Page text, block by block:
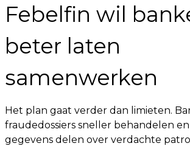
Febelfin wil
beter laten
samenwerken
Het plan gaat verder dan limieten.
fraudedossiers sneller behandelen
gegevens delen over verdachte